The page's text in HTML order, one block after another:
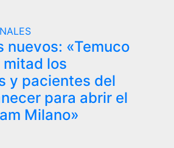
nuevos: «Temuco
los
y pacientes del
para abrir el
Milano»